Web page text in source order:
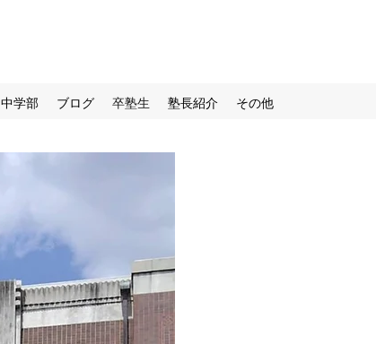
中学部 ブログ 卒塾生 塾長紹介 その他